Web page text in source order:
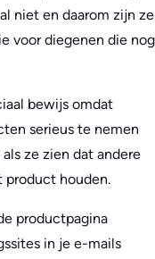
niet en daarom zijn ze
voor diegenen die nog
bewijs omdat
serieus te nemen
ze zien dat andere
product houden.
productpagina
in je e-mails